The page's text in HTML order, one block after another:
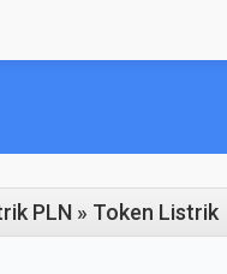
PLN » Token Listrik